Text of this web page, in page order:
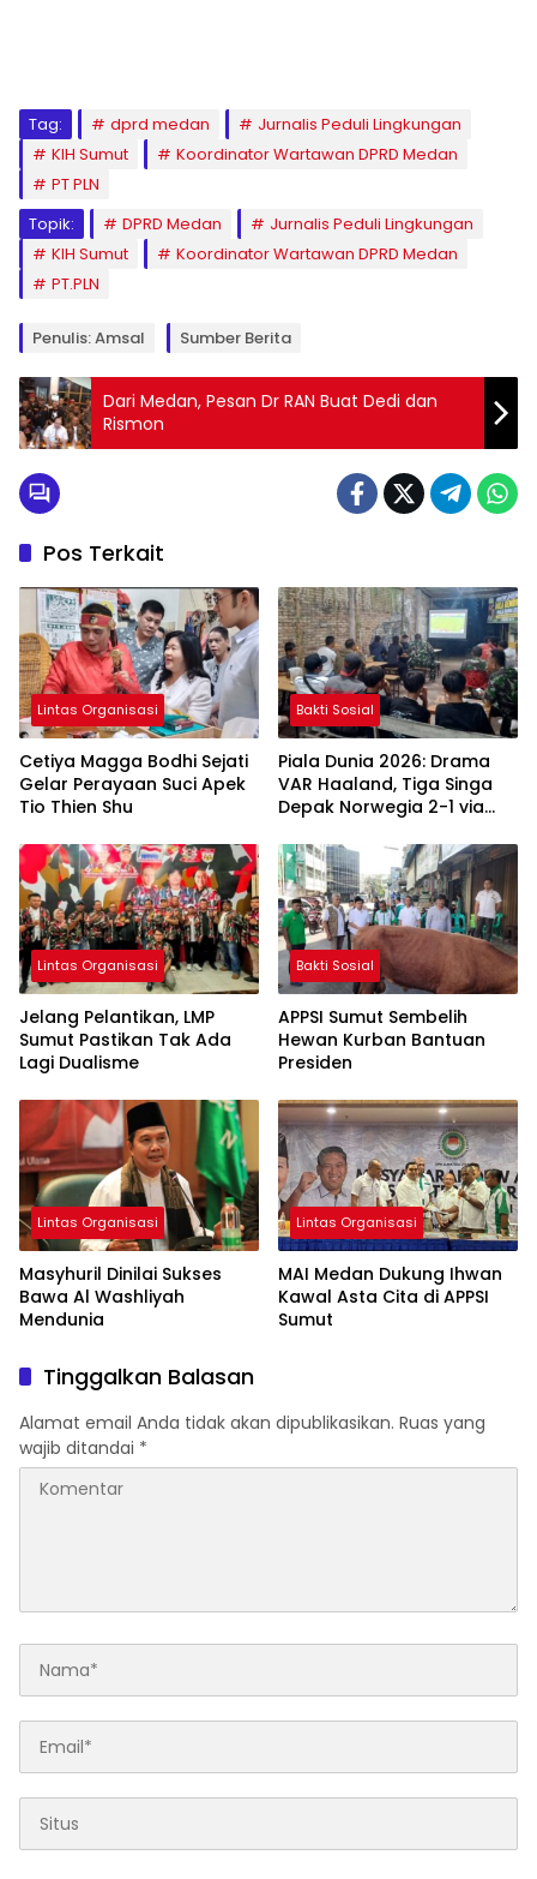
Tag: dprd medan
Jurnalis Peduli Lingkungan
KIH Sumut
Koordinator Wartawan DPRD Medan
PT PLN
Topik:
DPRD Medan
Jurnalis Peduli Lingkungan
KIH Sumut
Koordinator Wartawan DPRD Medan
PT.PLN
Penulis: Amsal Sumber Berita
Dari Medan, Pesan Dr RAN Buat Dedi dan
Rismon
Pos Terkait
Lintas Organisasi
Cetiya Magga Bodhi Sejati
Gelar Perayaan Suci Apek
Tio Thien Shu
Bakti Sosial
Piala Dunia 2026: Drama
VAR Haaland, Tiga Singa
Depak Norwegia 2-1 via
Lintas Organisasi
Jelang Pelantikan, LMP
Sumut Pastikan Tak Ada
Lagi Dualisme
Bakti Sosial
APPSI Sumut Sembelih
Hewan Kurban Bantuan
Presiden
Lintas Organisasi
Masyhuril Dinilai Sukses
Bawa Al Washliyah
Mendunia
Lintas Organisasi
MAI Medan Dukung Ihwan
Kawal Asta Cita di APPSI
Sumut
Tinggalkan Balasan
Alamat email Anda tidak akan dipublikasikan. Ruas yang
wajib ditandai *